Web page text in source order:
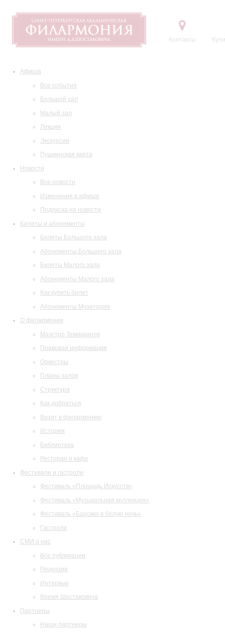
Контакты
Афиша
Все события
Большой зал
Малый зал
Лекции
Экскурсии
Пушкинская карта
Новости
Все новости
Изменения в афише
Подписка на новости
Билеты и абонементы
Билеты Большого зала
Абонементы Большого зала
Билеты Малого зала
Абонементы Малого зала
Как купить билет
Абонементы Музитория
О филармонии
Маэстро Темирканов
Правовая информация
Оркестры
Планы залов
Структура
Как добраться
Визит в филармонию
История
Библиотека
Ресторан и кафе
Фестивали и гастроли
Фестиваль «Площадь Искусств»
Фестиваль «Музыкальная коллекция»
Фестиваль «Барокко в белую ночь»
Гастроли
СМИ о нас
Все публикации
Рецензии
Интервью
Время Шостаковича
Партнеры
Наши партнеры